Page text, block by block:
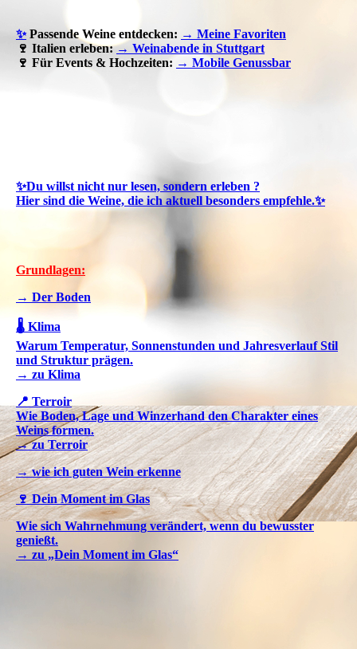
✨Passende Weine entdecken: → Meine Favoriten
🍷 Italien erleben:→ Weinabende in Stuttgart
🍷 Für Events & Hochzeiten: → Mobile Genussbar
✨Du willst nicht nur lesen, sondern erleben ?
Hier sind die Weine, die ich aktuell besonders empfehle.✨
Grundlagen:
→ Der Boden
🌡️ Klima
Warum Temperatur, Sonnenstunden und Jahresverlauf Stil
und Struktur prägen.
→ zu Klima
📍 Terroir
Wie Boden, Lage und Winzerhand den Charakter eines
Weins formen.
→ zu Terroir
→ wie ich guten Wein erkenne
🍷 Dein Moment im Glas
Wie sich Wahrnehmung verändert, wenn du bewusster
genießt.
→ zu „Dein Moment im Glas“